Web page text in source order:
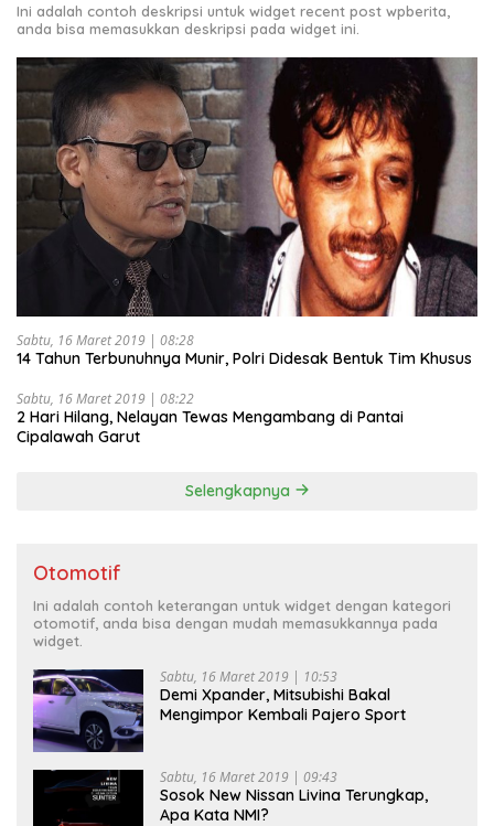
Ini adalah contoh deskripsi untuk widget recent post wpberita,
anda bisa memasukkan deskripsi pada widget ini.
Sabtu, 16 Maret 2019 | 08:28
14 Tahun Terbunuhnya Munir, Polri Didesak Bentuk Tim Khusus
Sabtu, 16 Maret 2019 | 08:22
2 Hari Hilang, Nelayan Tewas Mengambang di Pantai
Cipalawah Garut
Selengkapnya
Otomotif
Ini adalah contoh keterangan untuk widget dengan kategori
otomotif, anda bisa dengan mudah memasukkannya pada
widget.
Sabtu, 16 Maret 2019 | 10:53
Demi Xpander, Mitsubishi Bakal
Mengimpor Kembali Pajero Sport
Sabtu, 16 Maret 2019 | 09:43
Sosok New Nissan Livina Terungkap,
Apa Kata NMI?